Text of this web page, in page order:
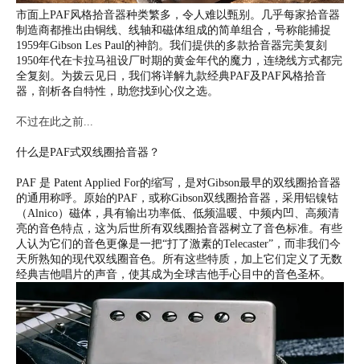
市面上PAF风格拾音器种类繁多，令人难以甄别。几乎每家拾音器
制造商都推出由铜线、线轴和磁体组成的简单组合，号称能捕捉
1959年Gibson Les Paul的神韵。我们提供的多款拾音器完美复刻
1950年代在卡拉马祖设厂时期的黄金年代的魔力，连绕线方式都完
全复刻。为拨云见日，我们将详解九款经典PAF及PAF风格拾音
器，剖析各自特性，助您找到心仪之选。
不过在此之前...
什么是PAF式双线圈拾音器？
PAF 是 Patent Applied For的缩写，是对Gibson最早的双线圈拾音器
的通用称呼。原始的PAF，或称Gibson双线圈拾音器，采用铝镍钴
（Alnico）磁体，具有输出功率低、低频温暖、中频内凹、高频清
亮的音色特点，这为后世所有双线圈拾音器树立了音色标准。有些
人认为它们的音色更像是一把“打了激素的Telecaster”，而非我们今
天所熟知的现代双线圈音色。所有这些特质，加上它们定义了无数
经典吉他唱片的声音，使其成为全球吉他手心目中的音色圣杯。